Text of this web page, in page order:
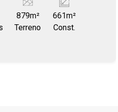
autorização de
oferece
negócios. Portas em aço
Alves. Obras concluídas
879m²
Terreno
661m²
Const.